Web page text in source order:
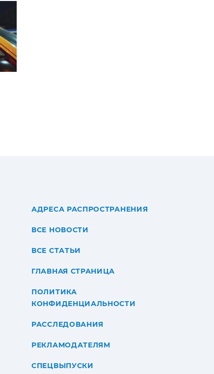
АДРЕСА РАСПРОСТРАНЕНИЯ
ВСЕ НОВОСТИ
ВСЕ СТАТЬИ
ГЛАВНАЯ СТРАНИЦА
ПОЛИТИКА
КОНФИДЕНЦИАЛЬНОСТИ
РАССЛЕДОВАНИЯ
РЕКЛАМОДАТЕЛЯМ
СПЕЦВЫПУСКИ